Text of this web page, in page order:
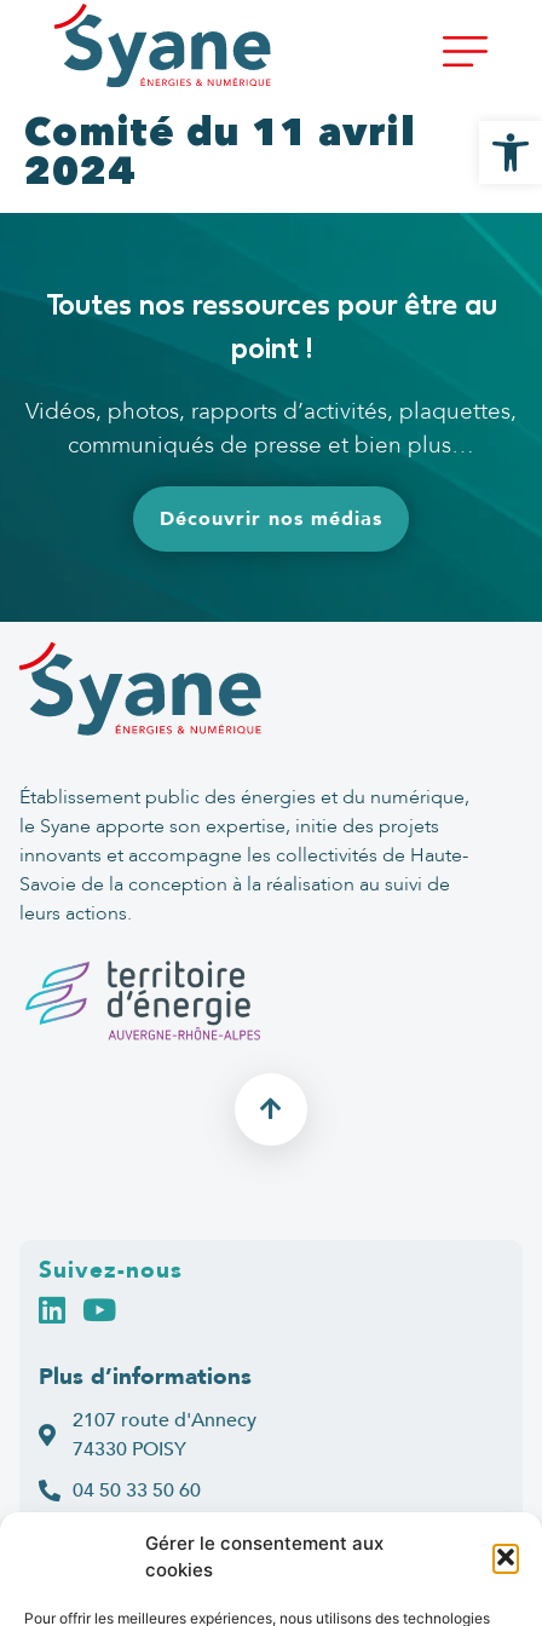
Gérer le consentement aux
cookies
Pour offrir les meilleures expériences, nous utilisons des technologies
Comité du 11 avril
2024
Toutes nos ressources pour être au
point !
Vidéos, photos, rapports d’activités, plaquettes,
communiqués de presse et bien plus…
Découvrir nos médias
Établissement public des énergies et du numérique,
le Syane apporte son expertise, initie des projets
innovants et accompagne les collectivités de Haute-
Savoie de la conception à la réalisation au suivi de
leurs actions.
Suivez-nous
Plus d’informations
2107 route d'Annecy
74330 POISY
04 50 33 50 60
Lun > jeu : 9h-12h et 14h-16h30
9h-12h et 14h-16h
Ouvrir